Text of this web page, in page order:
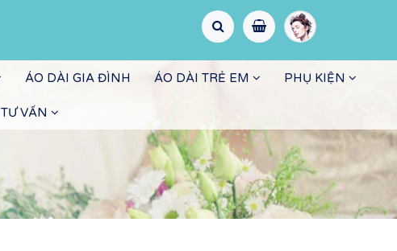
ÁO DÀI GIA ĐÌNH ÁO DÀI TRẺ EM PHỤ KIỆN
TƯ VẤN